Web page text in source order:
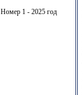
Номер 1 - 2025 год